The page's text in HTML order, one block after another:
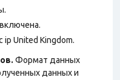
ip United Kingdom.
Формат данных
данных и